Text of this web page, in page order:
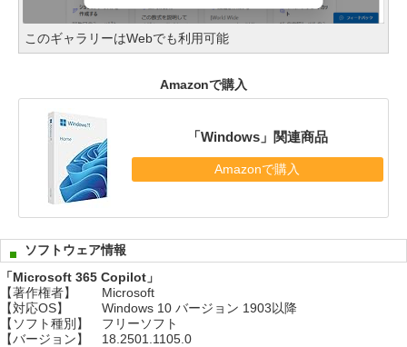
このギャラリーはWebでも利用可能
Amazonで購入
「Windows」関連商品
Amazonで購入
ソフトウェア情報
「Microsoft 365 Copilot」
【著作権者】
Microsoft
【対応OS】
Windows 10 バージョン 1903以降
【ソフト種別】
フリーソフト
【バージョン】
18.2501.1105.0